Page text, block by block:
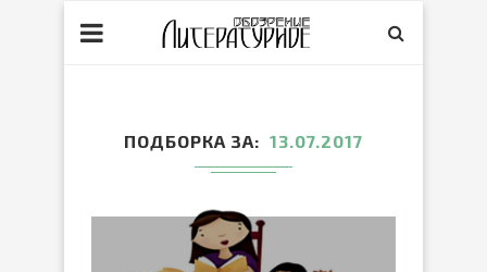
ПОДБОРКА ЗА 13.07.2017